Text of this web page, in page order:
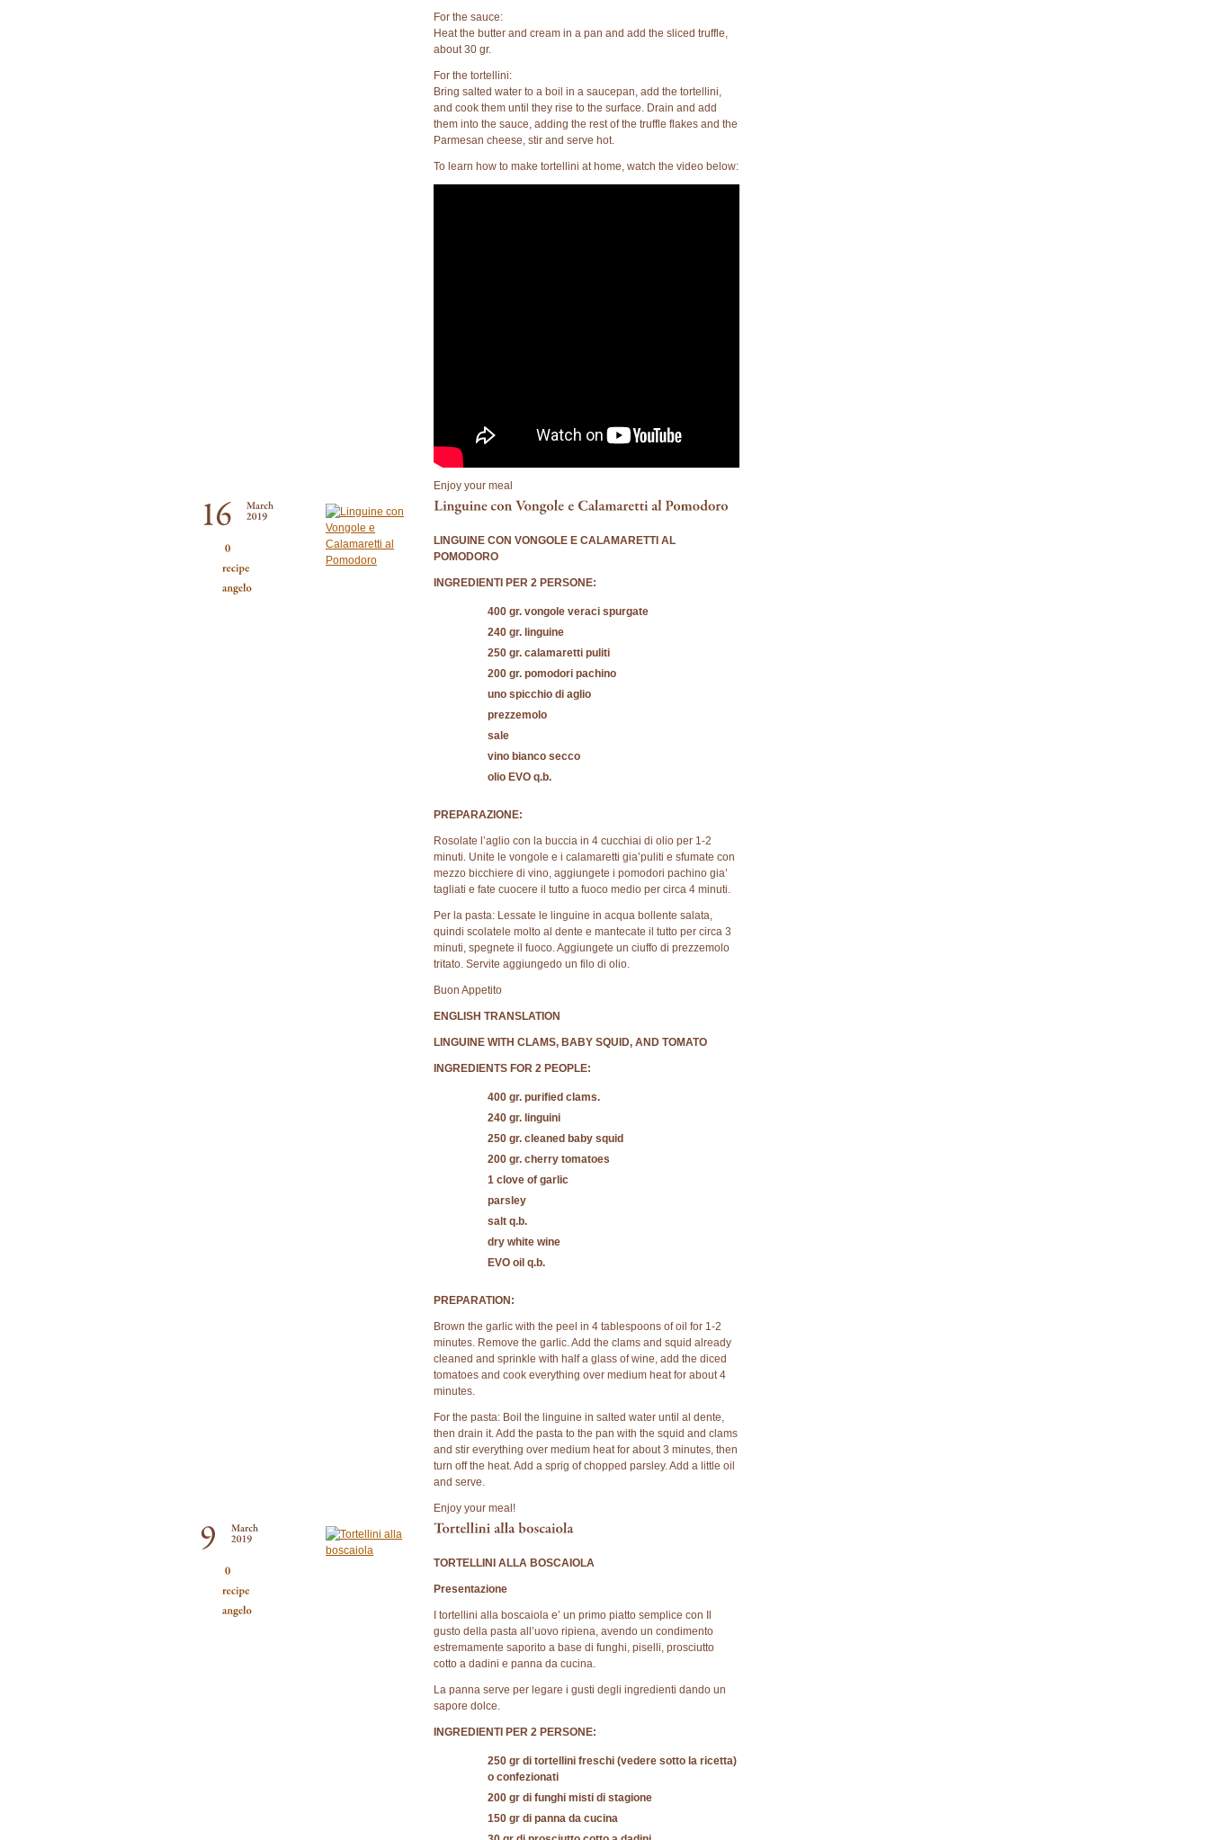
For the sauce:
Heat the butter and cream in a pan and add the sliced truffle,
about 30 gr.
For the tortellini:
Bring salted water to a boil in a saucepan, add the tortellini,
and cook them until they rise to the surface. Drain and add
them into the sauce, adding the rest of the truffle flakes and the
Parmesan cheese, stir and serve hot.
To learn how to make tortellini at home, watch the video below:
Enjoy your meal
LINGUINE CON VONGOLE E CALAMARETTI AL
POMODORO
INGREDIENTI PER 2 PERSONE:
400 gr. vongole veraci spurgate
240 gr. linguine
250 gr. calamaretti puliti
200 gr. pomodori pachino
uno spicchio di aglio
prezzemolo
sale
vino bianco secco
olio EVO q.b.
PREPARAZIONE:
Rosolate l’aglio con la buccia in 4 cucchiai di olio per 1-2
minuti. Unite le vongole e i calamaretti gia’puliti e sfumate con
mezzo bicchiere di vino, aggiungete i pomodori pachino gia’
tagliati e fate cuocere il tutto a fuoco medio per circa 4 minuti.
Per la pasta: Lessate le linguine in acqua bollente salata,
quindi scolatele molto al dente e mantecate il tutto per circa 3
minuti, spegnete il fuoco. Aggiungete un ciuffo di prezzemolo
tritato. Servite aggiungedo un filo di olio.
Buon Appetito
ENGLISH TRANSLATION
LINGUINE WITH CLAMS, BABY SQUID, AND TOMATO
INGREDIENTS FOR 2 PEOPLE:
400 gr. purified clams.
240 gr. linguini
250 gr. cleaned baby squid
200 gr. cherry tomatoes
1 clove of garlic
parsley
salt q.b.
dry white wine
EVO oil q.b.
PREPARATION:
Brown the garlic with the peel in 4 tablespoons of oil for 1-2
minutes. Remove the garlic. Add the clams and squid already
cleaned and sprinkle with half a glass of wine, add the diced
tomatoes and cook everything over medium heat for about 4
minutes.
For the pasta: Boil the linguine in salted water until al dente,
then drain it. Add the pasta to the pan with the squid and clams
and stir everything over medium heat for about 3 minutes, then
turn off the heat. Add a sprig of chopped parsley. Add a little oil
and serve.
Enjoy your meal!
TORTELLINI ALLA BOSCAIOLA
Presentazione
I tortellini alla boscaiola e’ un primo piatto semplice con Il
gusto della pasta all’uovo ripiena, avendo un condimento
estremamente saporito a base di funghi, piselli, prosciutto
cotto a dadini e panna da cucina.
La panna serve per legare i gusti degli ingredienti dando un
sapore dolce.
INGREDIENTI PER 2 PERSONE:
250 gr di tortellini freschi (vedere sotto la ricetta)
o confezionati
200 gr di funghi misti di stagione
150 gr di panna da cucina